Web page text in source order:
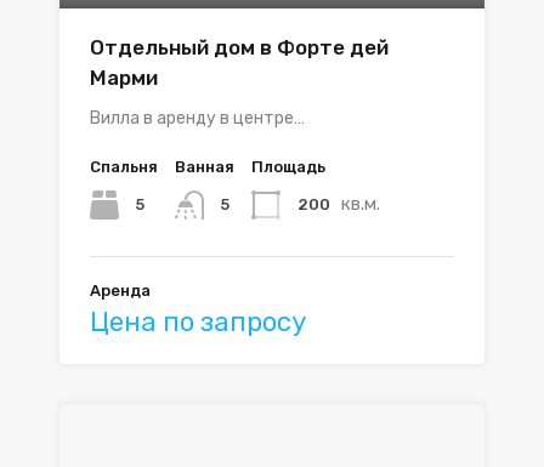
Отдельный дом в Форте дей
Марми
Вилла в аренду в центре…
Спальня
5
Ванная
5
Площадь
200 кв.м.
Аренда
Цена по запросу